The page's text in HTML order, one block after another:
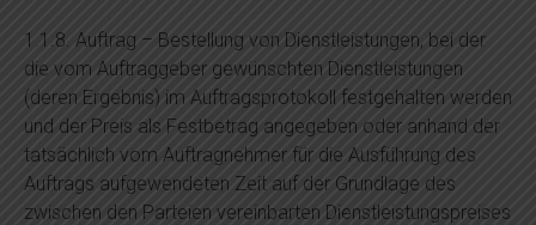
1.1.8. Auftrag – Bestellung von Dienstleistungen, bei der
die vom Auftraggeber gewünschten Dienstleistungen
(deren Ergebnis) im Auftragsprotokoll festgehalten werden
und der Preis als Festbetrag angegeben oder anhand der
tatsächlich vom Auftragnehmer für die Ausführung des
Auftrags aufgewendeten Zeit auf der Grundlage des
zwischen den Parteien vereinbarten Dienstleistungspreises